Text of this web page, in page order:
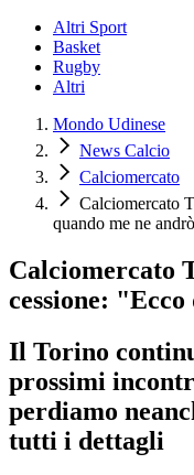
Altri Sport
Basket
Rugby
Altri
Mondo Udinese
News Calcio
Calciomercato
Calciomercato
quando me ne
Calciomercato
cessione:
Il Torino
prossimi
perdiamo
tutti i dettagli